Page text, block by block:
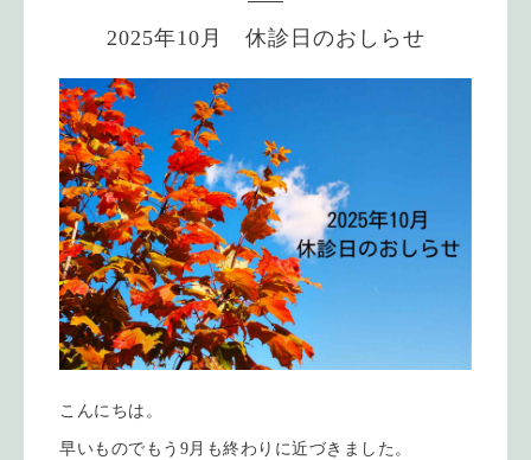
2025年10月 休診日のおしらせ
こんにちは。
早いものでもう9月も終わりに近づきました。